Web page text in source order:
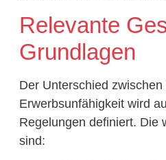
Relevante
Grundlagen
Der Unterschied
Erwerbsunfähigkeit wird
Regelungen definiert. Die
sind: